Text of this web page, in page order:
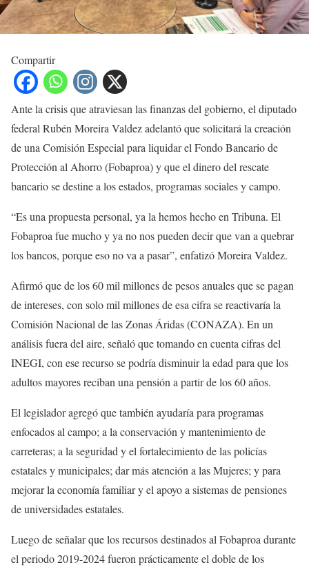
Compartir
Ante la crisis que atraviesan las finanzas del gobierno, el diputado
federal Rubén Moreira Valdez adelantó que solicitará la creación
de una Comisión Especial para liquidar el Fondo Bancario de
Protección al Ahorro (Fobaproa) y que el dinero del rescate
bancario se destine a los estados, programas sociales y campo.
“Es una propuesta personal, ya la hemos hecho en Tribuna. El
Fobaproa fue mucho y ya no nos pueden decir que van a quebrar
los bancos, porque eso no va a pasar”, enfatizó Moreira Valdez.
Afirmó que de los 60 mil millones de pesos anuales que se pagan
de intereses, con solo mil millones de esa cifra se reactivaría la
Comisión Nacional de las Zonas Áridas (CONAZA). En un
análisis fuera del aire, señaló que tomando en cuenta cifras del
INEGI, con ese recurso se podría disminuir la edad para que los
adultos mayores reciban una pensión a partir de los 60 años.
El legislador agregó que también ayudaría para programas
enfocados al campo; a la conservación y mantenimiento de
carreteras; a la seguridad y el fortalecimiento de las policías
estatales y municipales; dar más atención a las Mujeres; y para
mejorar la economía familiar y el apoyo a sistemas de pensiones
de universidades estatales.
Luego de señalar que los recursos destinados al Fobaproa durante
el periodo 2019-2024 fueron prácticamente el doble de los